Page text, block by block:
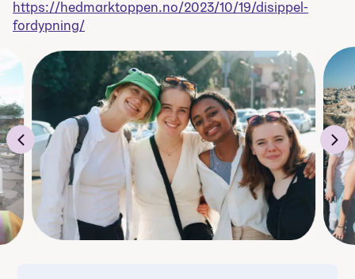
https://hedmarktoppen.no/2023/10/19/disippel-
fordypning/